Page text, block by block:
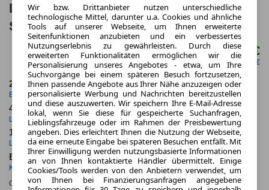
Lamborghini Huracán Huracan EVO
Spider
ab mtl. 3.333,00 €
netto mtl. 2.800,84 €
2.2020
Erstzulassung
5.000,0 km
Jahrliche Fahrleistung
48 Monate
Laufzeit
38.600 km
Kilometerstand
1.2
Leasingfaktor
ca. 470 kW (639 PS)
Leistung
Benzin
Kraftstoff
CO
-Emissionen*:ca. 285 g/km(komb.)
Wir bzw. Drittanbieter nutzen unterschiedliche
technologische Mittel, darunter u.a. Cookies und ähnliche
Tools auf unserer Webseite, um Ihnen erweiterte
Seitenfunktionen anzubieten und ein verbessertes
Nutzungserlebnis zu gewährleisten. Durch diese
erweiterten Funktionalitäten ermöglichen wir die
Personalisierung unseres Angebotes - etwa, um Ihre
Suchvorgänge bei einem späteren Besuch fortzusetzen,
Ihnen passende Angebote aus Ihrer Nähe anzuzeigen oder
personalisierte Werbung und Nachrichten bereitzustellen
und diese auszuwerten. Wir speichern Ihre E-Mail-Adresse
lokal, wenn Sie diese für gespeicherte Suchanfragen,
Lieblingsfahrzeuge oder im Rahmen der Preisbewertung
angeben. Dies erleichtert Ihnen die Nutzung der Webseite,
da eine erneute Eingabe bei späteren Besuchen entfällt. Mit
Ihrer Einwilligung werden nutzungsbasierte Informationen
an von Ihnen kontaktierte Händler übermittelt. Einige
Cookies/Tools werden von den Anbietern verwendet, um
von Ihnen bei Finanzierungsanfragen angegebene